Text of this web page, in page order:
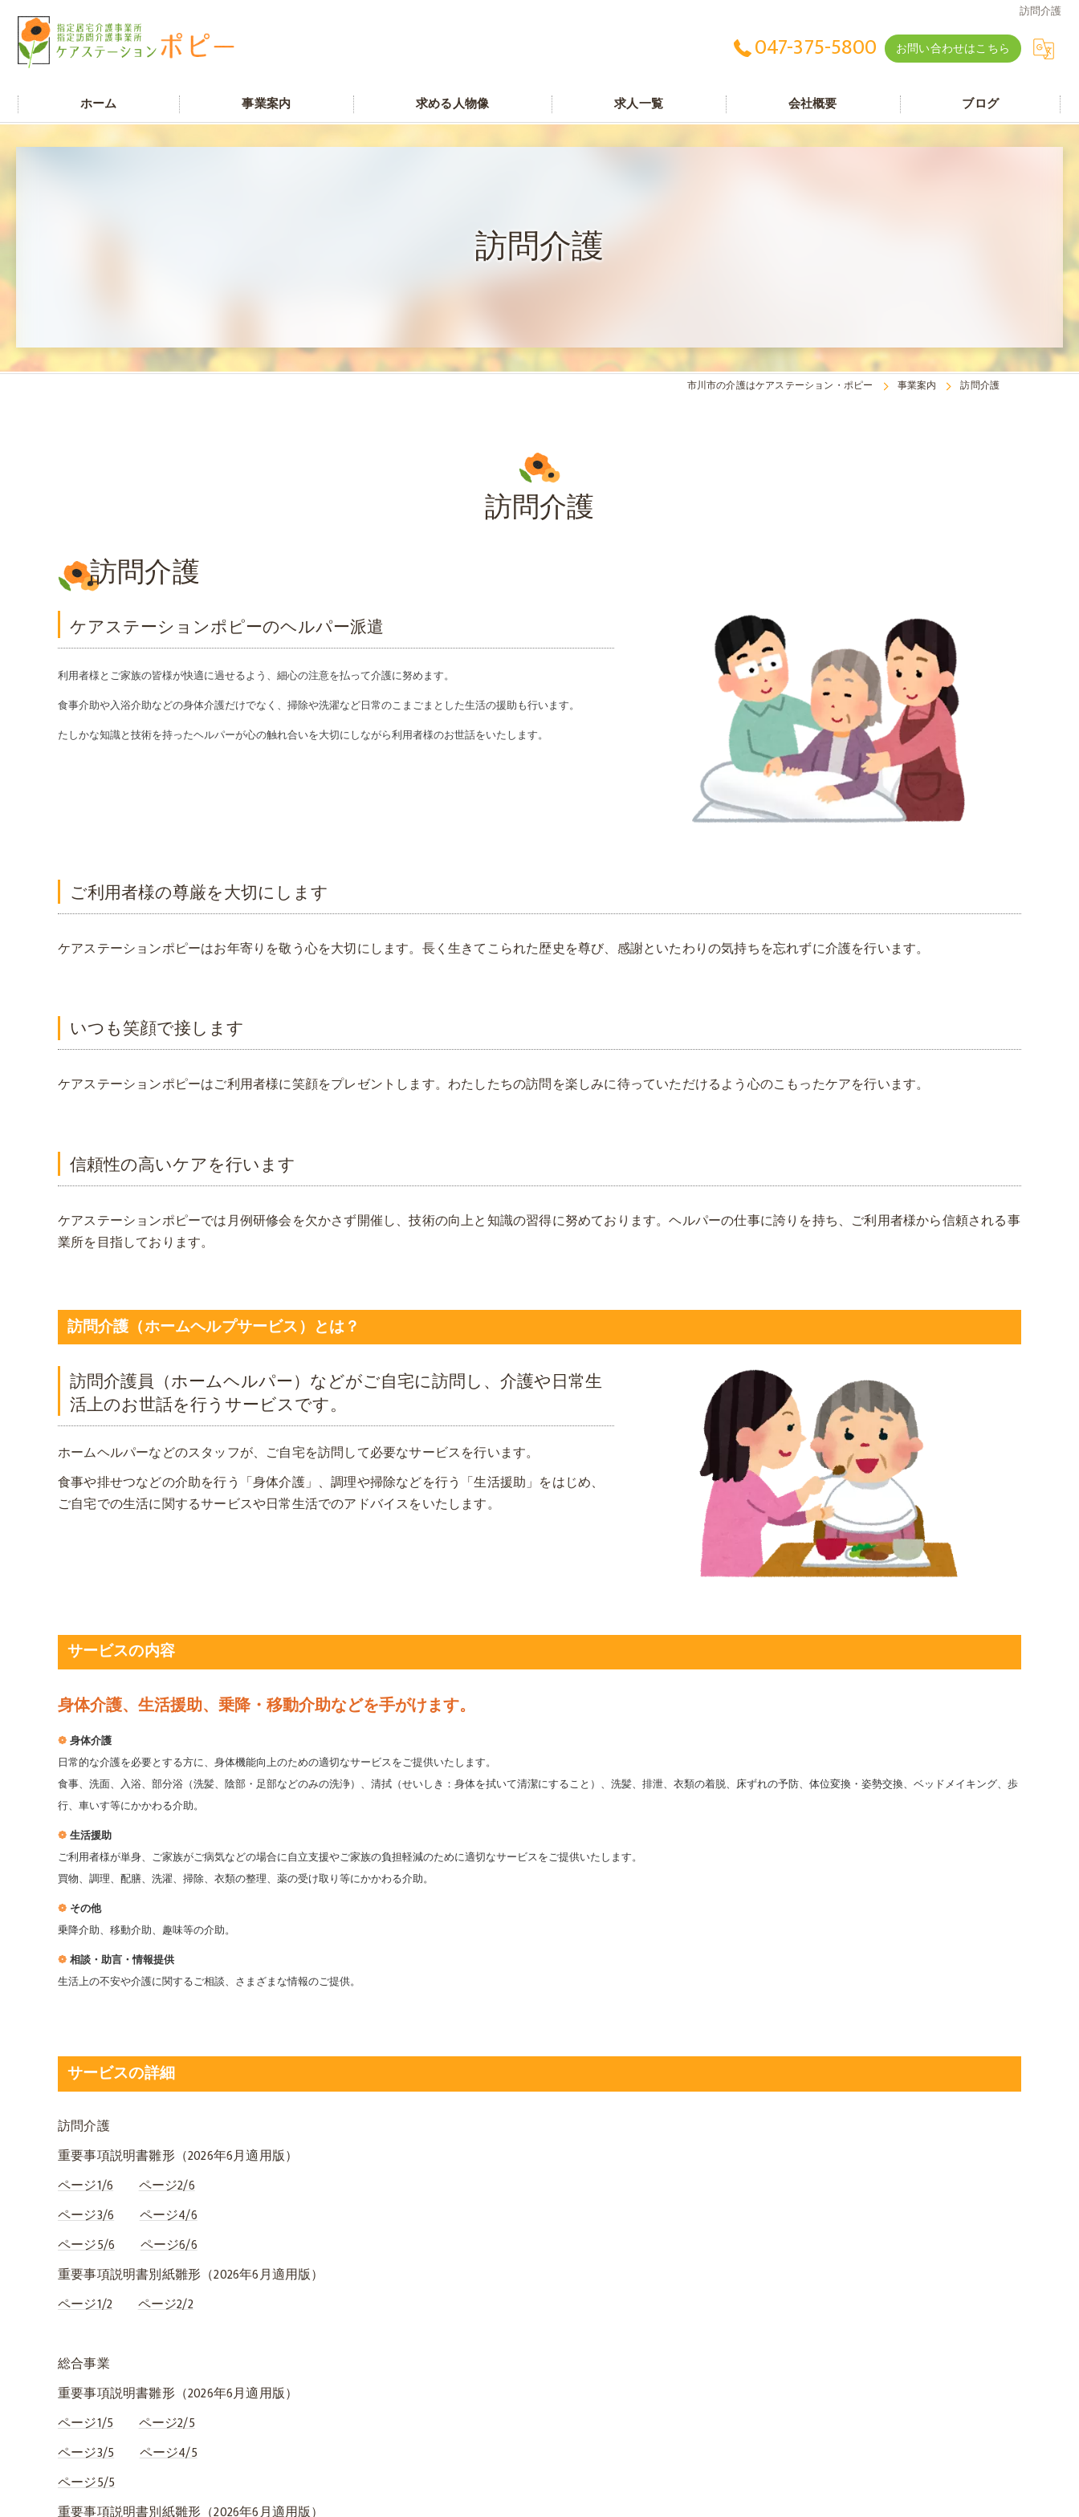
訪問介護
047-375-5800 お問い合わせはこちら
ホーム 事業案内 求める人物像 求人一覧 会社概要 ブログ
訪問介護
市川市の介護はケアステーション・ポピー 事業案内 訪問介護
訪問介護
訪問介護
ケアステーションポピーのヘルパー派遣
利用者様とご家族の皆様が快適に過せるよう、細心の注意を払って介護に努めます。
食事介助や入浴介助などの身体介護だけでなく、掃除や洗濯など日常のこまごまとした生活の援助も行います。
たしかな知識と技術を持ったヘルパーが心の触れ合いを大切にしながら利用者様のお世話をいたします。
ご利用者様の尊厳を大切にします
ケアステーションポピーはお年寄りを敬う心を大切にします。長く生きてこられた歴史を尊び、感謝といたわりの気持ちを忘れずに介護を行います。
いつも笑顔で接します
ケアステーションポピーはご利用者様に笑顔をプレゼントします。わたしたちの訪問を楽しみに待っていただけるよう心のこもったケアを行います。
信頼性の高いケアを行います
ケアステーションポピーでは月例研修会を欠かさず開催し、技術の向上と知識の習得に努めております。ヘルパーの仕事に誇りを持ち、ご利用者様から信頼される事
業所を目指しております。
訪問介護（ホームヘルプサービス）とは？
訪問介護員（ホームヘルパー）などがご自宅に訪問し、介護や日常生
活上のお世話を行うサービスです。
ホームヘルパーなどのスタッフが、ご自宅を訪問して必要なサービスを行います。
食事や排せつなどの介助を行う「身体介護」、調理や掃除などを行う「生活援助」をはじめ、
ご自宅での生活に関するサービスや日常生活でのアドバイスをいたします。
サービスの内容
身体介護、生活援助、乗降・移動介助などを手がけます。
❁ 身体介護
日常的な介護を必要とする方に、身体機能向上のための適切なサービスをご提供いたします。
食事、洗面、入浴、部分浴（洗髪、陰部・足部などのみの洗浄）、清拭（せいしき：身体を拭いて清潔にすること）、洗髪、排泄、衣類の着脱、床ずれの予防、体位変換・姿勢交換、ベッドメイキング、歩
行、車いす等にかかわる介助。
❁ 生活援助
ご利用者様が単身、ご家族がご病気などの場合に自立支援やご家族の負担軽減のために適切なサービスをご提供いたします。
買物、調理、配膳、洗濯、掃除、衣類の整理、薬の受け取り等にかかわる介助。
❁ その他
乗降介助、移動介助、趣味等の介助。
❁ 相談・助言・情報提供
生活上の不安や介護に関するご相談、さまざまな情報のご提供。
サービスの詳細
訪問介護
重要事項説明書雛形（2026年6月適用版）
ページ1/6
ページ2/6
ページ3/6
ページ4/6
ページ5/6
ページ6/6
重要事項説明書別紙雛形（2026年6月適用版）
ページ1/2
ページ2/2
総合事業
重要事項説明書雛形（2026年6月適用版）
ページ1/5
ページ2/5
ページ3/5
ページ4/5
ページ5/5
重要事項説明書別紙雛形（2026年6月適用版）